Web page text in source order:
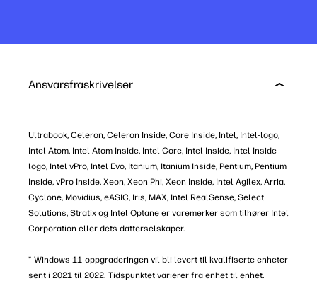
Ansvarsfraskrivelser
Ultrabook, Celeron, Celeron Inside, Core Inside, Intel, Intel-logo,
Intel Atom, Intel Atom Inside, Intel Core, Intel Inside, Intel Inside-
logo, Intel vPro, Intel Evo, Itanium, Itanium Inside, Pentium, Pentium
Inside, vPro Inside, Xeon, Xeon Phi, Xeon Inside, Intel Agilex, Arria,
Cyclone, Movidius, eASIC, Iris, MAX, Intel RealSense, Select
Solutions, Stratix og Intel Optane er varemerker som tilhører Intel
Corporation eller dets datterselskaper.
* Windows 11-oppgraderingen vil bli levert til kvalifiserte enheter
sent i 2021 til 2022. Tidspunktet varierer fra enhet til enhet.